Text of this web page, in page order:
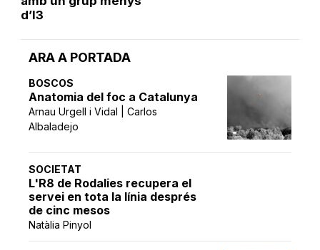
ARA A PORTADA
BOSCOS
Anatomia del foc a Catalunya
Arnau Urgell i Vidal | Carlos
Albaladejo
SOCIETAT
L'R8 de Rodalies recupera el
servei en tota la línia després
de cinc mesos
Natàlia Pinyol
d’I3